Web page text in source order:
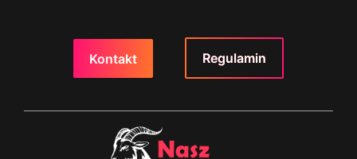
Kontakt Regulamin